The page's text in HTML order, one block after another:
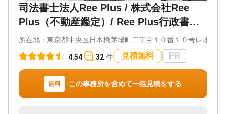
当事務所では、遺言書作成などの生前対策から、遺
言執行、遺産分割の紛争解決など相続の発生後ま
で、包括的なサポートを提供します。
相続トラブルの内容は多様で、一人で解決すること
が困難な場合が多いです。そのような状況で話がこ
じれたまま無理に相続手続きを進めると、家族関係
の悪化にもつながりかねません。
相続でで問題が発生したときは、弁護士を介入させ
ることで冷静な話し合いが可能となります。
弁護士は、法律の知識を駆使して適切なアドバイス
司法書士法人Ree Plus / 株式会社Ree
Plus（不動産鑑定）/ Ree Plus行政書士
事務所
所在地： 東京都中央区日本橋茅場町二丁目１０番１０号レオロッ
4.54 32 件 見積無料 PR
無料 この事務所を含めて一括見積をする